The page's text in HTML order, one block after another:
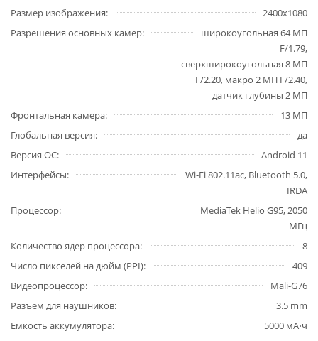
Размер изображения
2400x1080
Разрешения основных камер
широкоугольная 64 МП
F/1.79,
сверхширокоугольная 8 МП
F/2.20, макро 2 МП F/2.40,
датчик глубины 2 МП
Фронтальная камера
13 МП
Глобальная версия
да
Версия ОС
Android 11
Интерфейсы
Wi-Fi 802.11ac, Bluetooth 5.0,
IRDA
Процессор
MediaTek Helio G95, 2050
МГц
Количество ядер процессора
8
Число пикселей на дюйм (PPI)
409
Видеопроцессор
Mali-G76
Разъем для наушников
3.5 mm
Емкость аккумулятора
5000 мА⋅ч